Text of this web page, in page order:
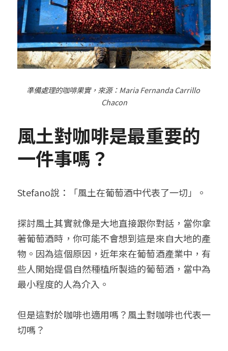
準備處理的咖啡果實，來源：Maria Fernanda Carrillo
Chacon
風土對咖啡是最重要的
一件事嗎？
Stefano說：「風土在葡萄酒中代表了一切」。
探討風土其實就像是大地直接跟你對話，當你拿
著葡萄酒時，你可能不會想到這是來自大地的產
物。因為這個原因，近年來在葡萄酒產業中，有
些人開始提倡自然種植所製造的葡萄酒，當中為
最小程度的人為介入。
但是這對於咖啡也適用嗎？風土對咖啡也代表一
切嗎？